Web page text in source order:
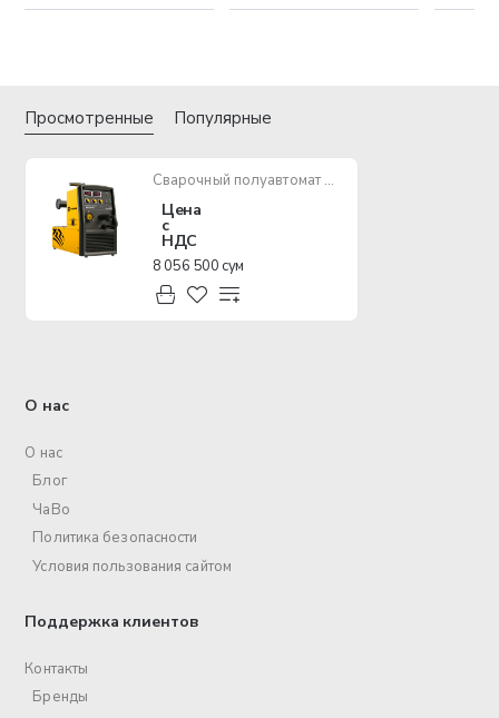
Просмотренные Популярные
Сварочный полуавтомат HUGONG NB 251K
Цена
с
НДС
8 056 500 сум
О нас
О нас
Блог
ЧаВо
Политика безопасности
Условия пользования сайтом
Поддержка клиентов
Контакты
Бренды